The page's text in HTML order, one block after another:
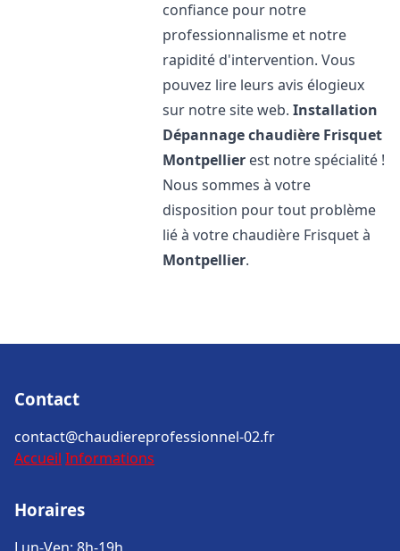
confiance pour notre
professionnalisme et notre
rapidité d'intervention. Vous
pouvez lire leurs avis élogieux
sur notre site web.Installation
Dépannage chaudière Frisquet
Montpellier est notre spécialité !
Nous sommes à votre
disposition pour tout problème
lié à votre chaudière Frisquet à
Montpellier.
Contact
contact@chaudiereprofessionnel-02.fr
Accueil Informations
Horaires